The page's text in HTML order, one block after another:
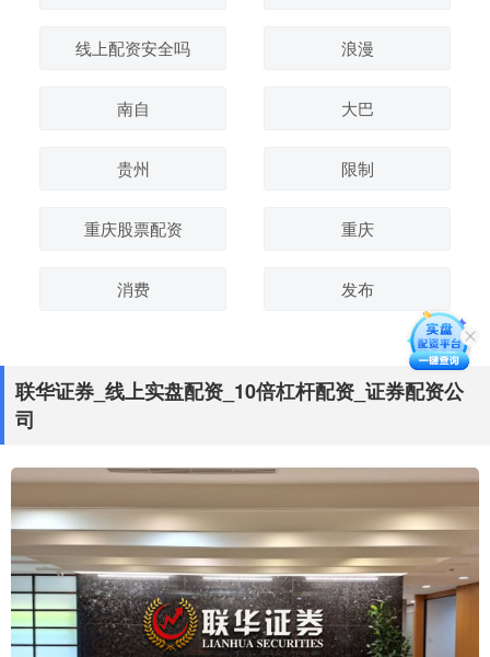
线上配资安全吗 浪漫
南自 大巴
贵州 限制
重庆股票配资 重庆
消费 发布
联华证券_线上实盘配资_10倍杠杆配资_证券配资公
司